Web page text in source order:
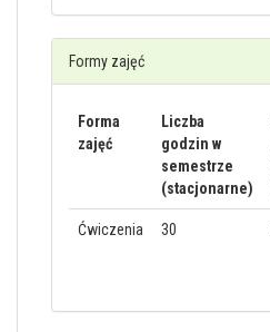
Formy zajęć
Forma
zajęć
Liczba
godzin w
semestrze
(stacjonarne)
Ćwiczenia 30